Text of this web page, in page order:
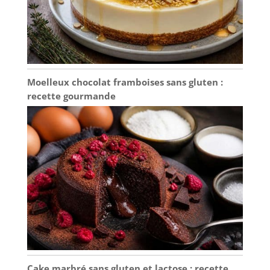
cylindres polis offrent
une base structurelle
parfaite pour les
projets de bricolage, le
modélisme scolaire et
les décorations faites
maison. Leur finition
échardes, assure une
manipulation sans
danger pour les
enfants, ce qui en fait
un indispensable pour
les esprits créatifs et
les travaux manuels.
ALTERNATIVE
ÉCOLOGIQUE HAUTE
PERFORMANCE : En
choisissant ce lot
généreux, vous optez
Moelleux chocolat framboises sans gluten :
recette gourmande